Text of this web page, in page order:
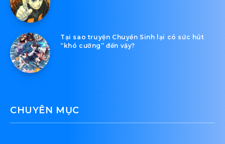
Tại sao truyện Chuyển Sinh lại có sức hút
“khó cưỡng” đến vậy?
CHUYÊN MỤC